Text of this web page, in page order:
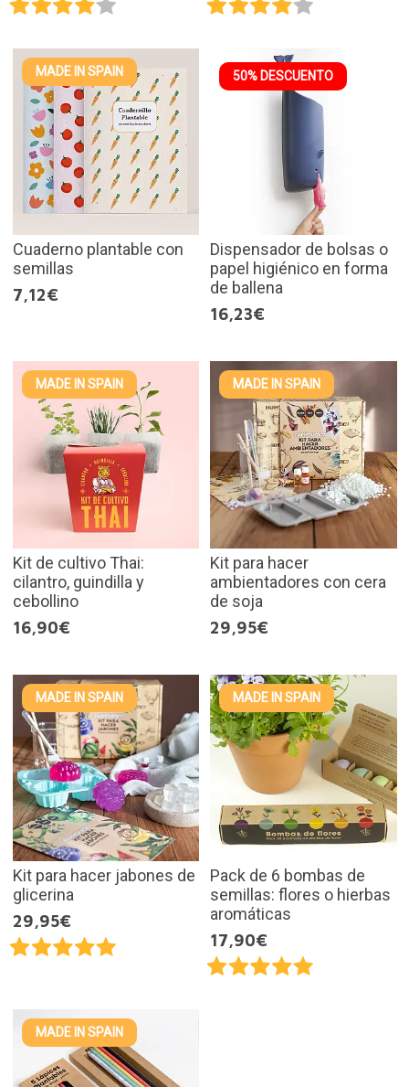
MADE IN SPAIN
Cuaderno plantable con
semillas
7,12€
50% DESCUENTO
Dispensador de bolsas o
papel higiénico en forma
de ballena
16,23€
MADE IN SPAIN
Kit de cultivo Thai:
cilantro, guindilla y
cebollino
16,90€
MADE IN SPAIN
Kit para hacer
ambientadores con cera
de soja
29,95€
MADE IN SPAIN
Kit para hacer jabones de
glicerina
29,95€
MADE IN SPAIN
Pack de 6 bombas de
semillas: flores o hierbas
aromáticas
17,90€
MADE IN SPAIN